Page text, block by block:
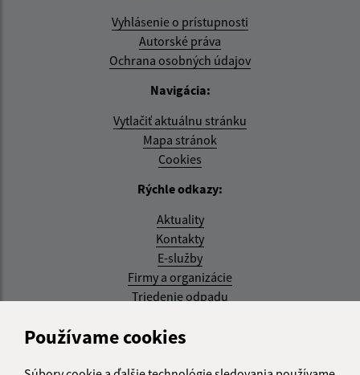
Používame cookies
Vyhlásenie o prístupnosti
Autorské práva
Ochrana osobných údajov
Navigácia:
Vytlačiť aktuálnu stránku
Mapa stránok
Cookies
Rýchle odkazy:
Aktuality
Kontakty
E-služby
Firmy a organizácie
Triedenie odpadu
Aktualizované: